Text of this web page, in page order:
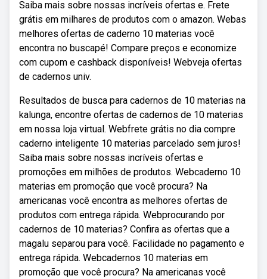
Saiba mais sobre nossas incríveis ofertas e. Frete
grátis em milhares de produtos com o amazon. Webas
melhores ofertas de caderno 10 materias você
encontra no buscapé! Compare preços e economize
com cupom e cashback disponíveis! Webveja ofertas
de cadernos univ.
Resultados de busca para cadernos de 10 materias na
kalunga, encontre ofertas de cadernos de 10 materias
em nossa loja virtual. Webfrete grátis no dia compre
caderno inteligente 10 materias parcelado sem juros!
Saiba mais sobre nossas incríveis ofertas e
promoções em milhões de produtos. Webcaderno 10
materias em promoção que você procura? Na
americanas você encontra as melhores ofertas de
produtos com entrega rápida. Webprocurando por
cadernos de 10 materias? Confira as ofertas que a
magalu separou para você. Facilidade no pagamento e
entrega rápida. Webcadernos 10 materias em
promoção que você procura? Na americanas você